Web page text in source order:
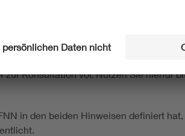
können, erfüllen die technischen
definiert der neue Hinweis VDE FNN
– Nachweise für Netzbildende
Konsultation vor. Nutzen Sie hierfür
in den beiden Hinweisen definiert